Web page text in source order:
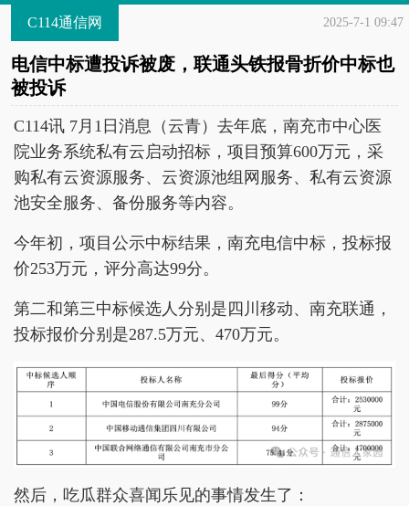
C114通信网 2025-7-1 09:47
电信中标遭投诉被废，联通头铁报骨折价中标也
被投诉
C114讯 7月1日消息（云青）去年底，南充市中心医
院业务系统私有云启动招标，项目预算600万元，采
购私有云资源服务、云资源池组网服务、私有云资源
池安全服务、备份服务等内容。
今年初，项目公示中标结果，南充电信中标，投标报
价253万元，评分高达99分。
第二和第三中标候选人分别是四川移动、南充联通，
投标报价分别是287.5万元、470万元。
然后，吃瓜群众喜闻乐见的事情发生了：